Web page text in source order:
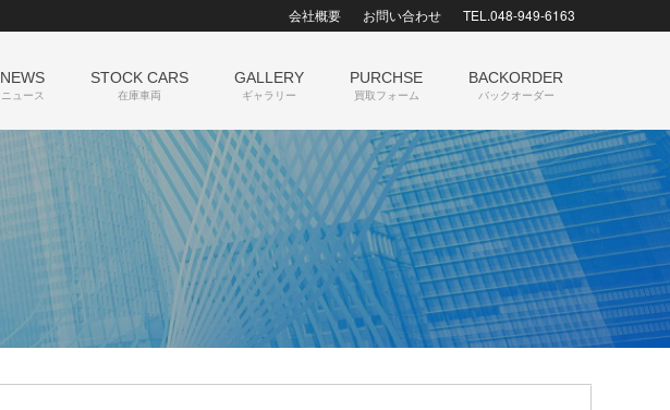
会社概要 お問い合わせ TEL.048-949-6163
NEWS
ニュース
STOCK CARS
在庫車両
GALLERY
ギャラリー
PURCHSE
買取フォーム
BACKORDER
バックオーダー